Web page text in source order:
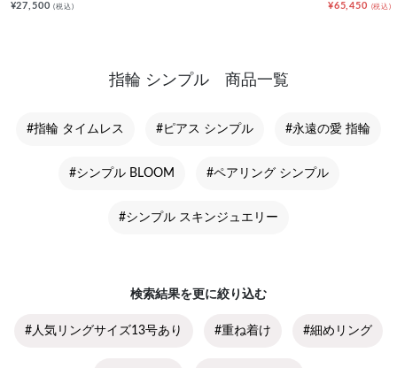
¥27,500(税込)
¥65,450 (税込)
指輪 シンプル 商品一覧
#指輪 タイムレス #ピアス シンプル #永遠の愛 指輪
#シンプル BLOOM #ペアリング シンプル
#シンプル スキンジュエリー
検索結果を更に絞り込む
#人気リングサイズ13号あり #重ね着け #細めリング